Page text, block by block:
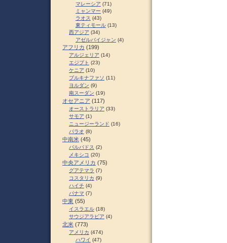
マレーシア (71)
ミャンマー (49)
ラオス (43)
東ティモール (13)
西アジア (34)
アゼルバイジャン (4)
アフリカ (199)
アルジェリア (14)
エジプト (23)
ケニア (10)
ブルキナファソ (11)
ヨルダン (9)
南スーダン (19)
オセアニア (117)
オーストラリア (33)
サモア (1)
ニュージーランド (16)
パラオ (8)
中南米 (45)
バルバドス (2)
メキシコ (20)
中央アメリカ (75)
グアテマラ (7)
コスタリカ (9)
ハイチ (4)
パナマ (7)
中東 (55)
イスラエル (18)
サウジアラビア (4)
北米 (773)
アメリカ (474)
ハワイ (47)